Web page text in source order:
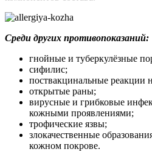
Среди других противопоказаний:
гнойные и туберкулёзные
сифилис;
поствакцинальные реакции
открытые раны;
вирусные и грибковые
кожными проявлениями;
трофические язвы;
злокачественные
кожном покрове.